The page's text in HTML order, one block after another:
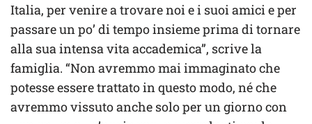
Italia, per venire a trovare noi e i suoi amici e per
passare un po’ di tempo insieme prima di tornare
alla sua intensa vita accademica”, scrive la
famiglia. “Non avremmo mai immaginato che
potesse essere trattato in questo modo, né che
avremmo vissuto anche solo per un giorno con